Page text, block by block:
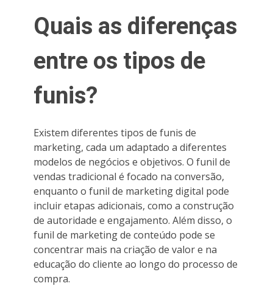
Quais as diferenças
entre os tipos de
funis?
Existem diferentes tipos de funis de
marketing, cada um adaptado a diferentes
modelos de negócios e objetivos. O funil de
vendas tradicional é focado na conversão,
enquanto o funil de marketing digital pode
incluir etapas adicionais, como a construção
de autoridade e engajamento. Além disso, o
funil de marketing de conteúdo pode se
concentrar mais na criação de valor e na
educação do cliente ao longo do processo de
compra.